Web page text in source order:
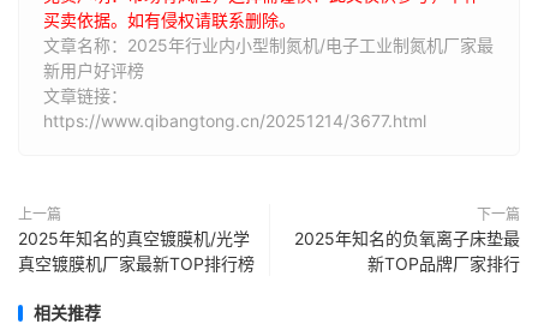
买卖依据。如有侵权请联系删除。
文章名称：2025年行业内小型制氮机/电子工业制氮机厂家最
新用户好评榜
文章链接：
https://www.qibangtong.cn/20251214/3677.html
上一篇
2025年知名的真空镀膜机/光学
真空镀膜机厂家最新TOP排行榜
下一篇
2025年知名的负氧离子床垫最
新TOP品牌厂家排行
相关推荐